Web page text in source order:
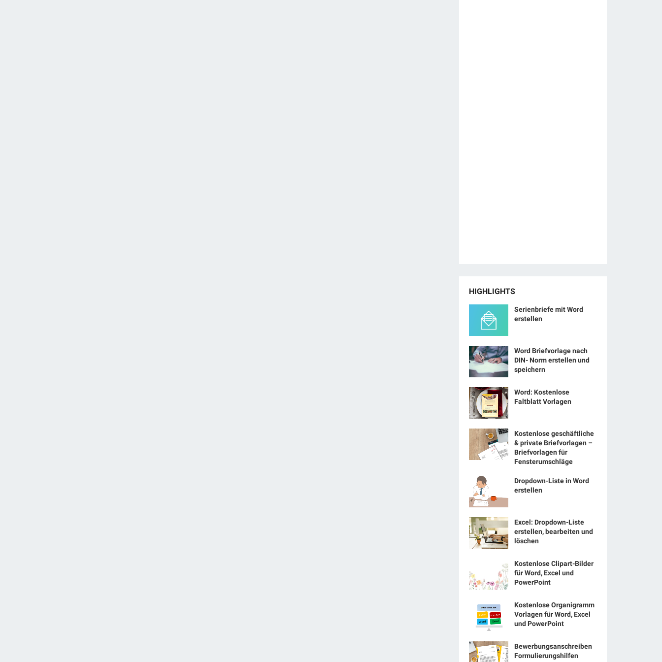
HIGHLIGHTS
Serienbriefe mit Word
erstellen
Word Briefvorlage nach
DIN- Norm erstellen und
speichern
Word: Kostenlose
Faltblatt Vorlagen
Kostenlose geschäftliche
& private Briefvorlagen –
Briefvorlagen für
Fensterumschläge
Dropdown-Liste in Word
erstellen
Excel: Dropdown-Liste
erstellen, bearbeiten und
löschen
Kostenlose Clipart-Bilder
für Word, Excel und
PowerPoint
Kostenlose Organigramm
Vorlagen für Word, Excel
und PowerPoint
Bewerbungsanschreiben
Formulierungshilfen